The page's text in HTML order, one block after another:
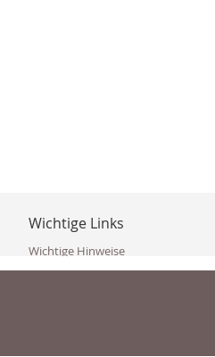
Wichtige Links
Wichtige Hinweise
Häufig gestellte Fragen (FAQ)
Impressum